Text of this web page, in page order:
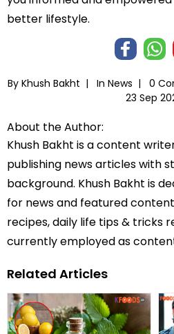
better lifestyle.
By Khush Bakht | In News | 0
23 Sep
About the Author:
Khush Bakht is a content
publishing news articles with
background. Khush Bakht is
for news and featured
recipes, daily life tips & tricks
currently employed as
Related Articles